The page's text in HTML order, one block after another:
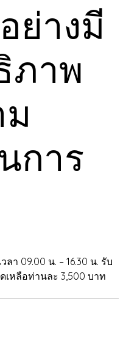
ย่างมี
ภาพ
การ
า 09.00 น. – 16.30 น. รับ
หลือท่านละ 3,500 บาท